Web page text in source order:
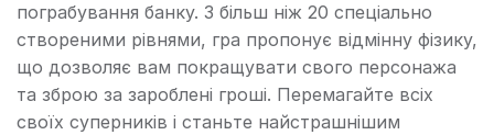
пограбування банку. З більш ніж 20 спеціально
створеними рівнями, гра пропонує відмінну фізику,
що дозволяє вам покращувати свого персонажа
та зброю за зароблені гроші. Перемагайте всіх
своїх суперників і станьте найстрашнішим